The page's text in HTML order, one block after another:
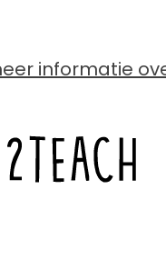
informatie